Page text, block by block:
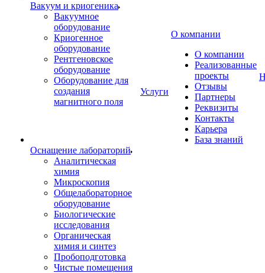
Вакуум и криогеника
Вакуумное
оборудование
Криогенное
оборудование
Рентгеновское
оборудование
Оборудование для
создания
магнитного поля
Оснащение лабораторий
Аналитическая
химия
Микроскопия
Общелабораторное
оборудование
Биологические
исследования
Органическая
химия и синтез
Пробоподготовка
Чистые помещения
Услуги
О компании
О компании
Реализованные
проекты
Отзывы
Партнеры
Реквизиты
Контакты
Карьера
База знаний